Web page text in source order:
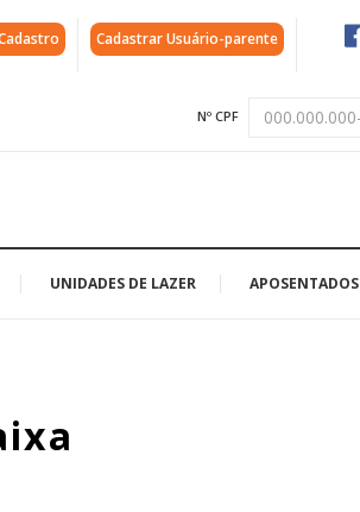
Cadastrar Usuário-parente
Nº CPF
UNIDADES DE LAZER APOSENTADOS